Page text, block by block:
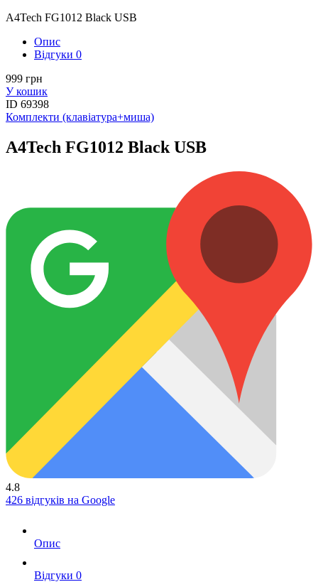
A4Tech FG1012 Black USB
Опис
Вiдгуки 0
999 грн
У кошик
ID 69398
Комплекти (клавіатура+миша)
A4Tech FG1012 Black USB
4.8
426 відгуків на Google
Опис
Вiдгуки 0